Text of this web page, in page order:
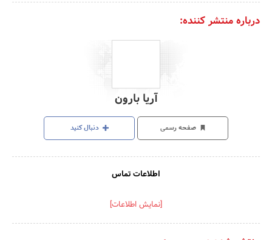
درباره منتشر کننده:
آریا بارون
صفحه رسمی دنبال کنید
اطلاعات تماس
[نمایش اطلاعات]